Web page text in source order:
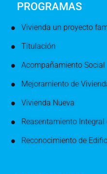
PROGRAMAS
Vivienda un proyecto
Titulación
Acompañamiento Social
Mejoramiento de
Vivienda Nueva
Reasentamiento
Reconocimiento de